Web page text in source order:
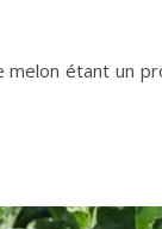
melon étant un